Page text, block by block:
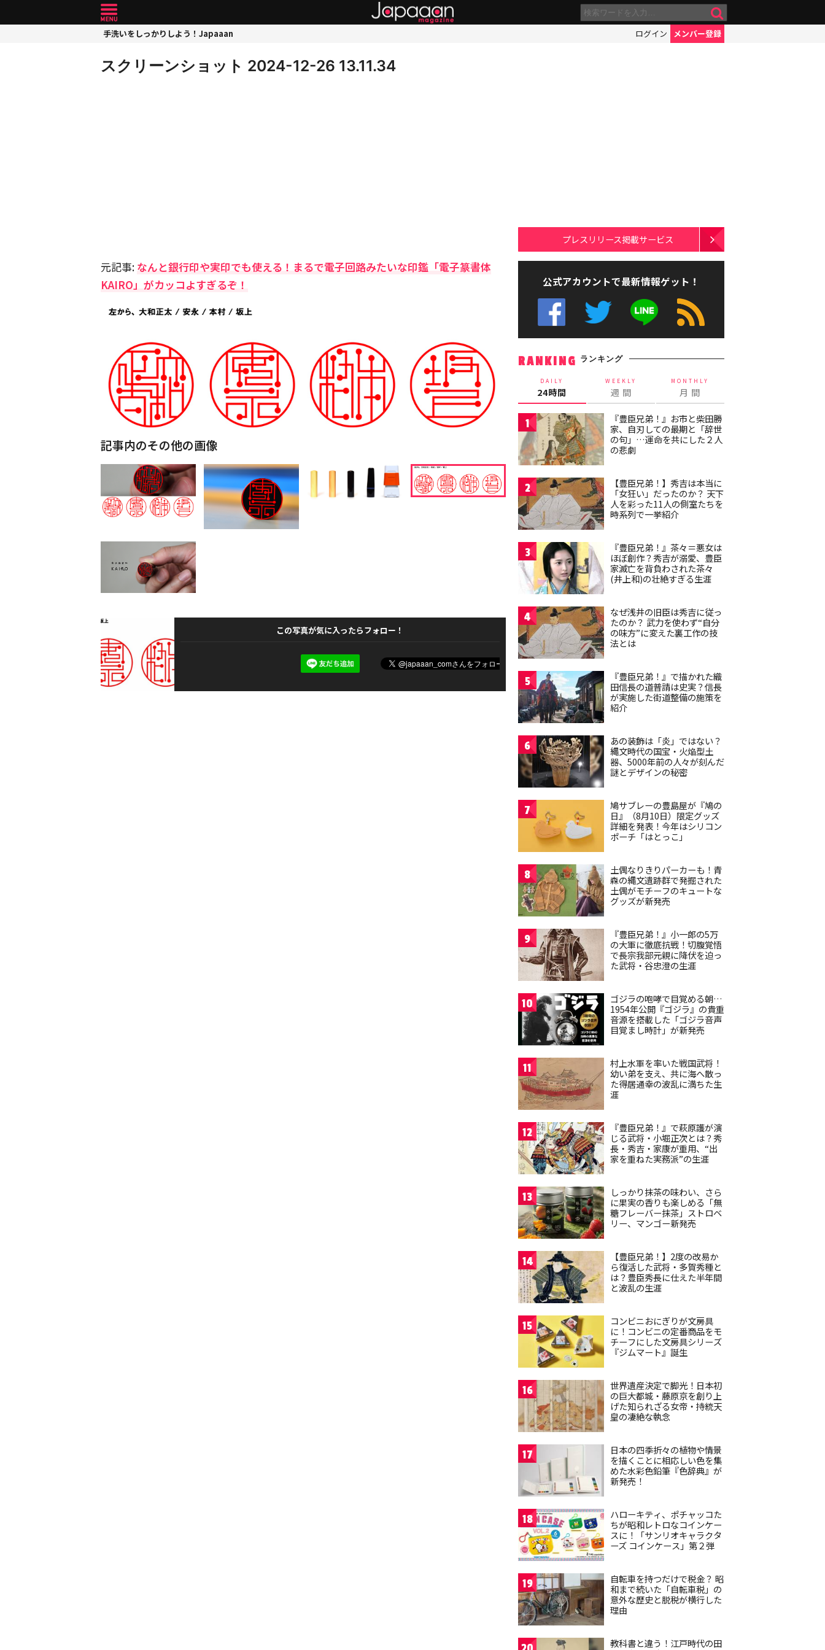
手洗いをしっかりしよう！Japaaan ログイン メンバー登録
スクリーンショット 2024-12-26 13.11.34
元記事: なんと銀行印や実印でも使える！まるで電子回路みたいな印鑑「電子篆書体
KAIRO」がカッコよすぎるぞ！
記事内のその他の画像
この写真が気に入ったらフォロー！
プレスリリース掲載サービス
公式アカウントで最新情報ゲット！
RANKING ランキング
DAILY
24時間
WEEKLY
週 間
MONTHLY
月 間
1
『豊臣兄弟！』お市と柴田勝
家、自刃しての最期と「辞世
の句」…運命を共にした２人
の悲劇
2
【豊臣兄弟！】秀吉は本当に
「女狂い」だったのか？ 天下
人を彩った11人の側室たちを
時系列で一挙紹介
3
『豊臣兄弟！』茶々＝悪女は
ほぼ創作？秀吉が溺愛、豊臣
家滅亡を背負わされた茶々
(井上和)の壮絶すぎる生涯
4
なぜ浅井の旧臣は秀吉に従っ
たのか？ 武力を使わず“自分
の味方”に変えた裏工作の技
法とは
5
『豊臣兄弟！』で描かれた織
田信長の道普請は史実？信長
が実施した街道整備の施策を
紹介
6
あの装飾は「炎」ではない？
縄文時代の国宝・火焔型土
器、5000年前の人々が刻んだ
謎とデザインの秘密
7
鳩サブレーの豊島屋が『鳩の
日』（8月10日）限定グッズ
詳細を発表！今年はシリコン
ポーチ「はとっこ」
8
土偶なりきりパーカーも！青
森の縄文遺跡群で発掘された
土偶がモチーフのキュートな
グッズが新発売
9
『豊臣兄弟！』小一郎の5万
の大軍に徹底抗戦！切腹覚悟
で長宗我部元親に降伏を迫っ
た武将・谷忠澄の生涯
10
ゴジラの咆哮で目覚める朝…
1954年公開『ゴジラ』の貴重
音源を搭載した「ゴジラ音声
目覚まし時計」が新発売
11
村上水軍を率いた戦国武将！
幼い弟を支え、共に海へ散っ
た得居通幸の波乱に満ちた生
涯
12
『豊臣兄弟！』で萩原護が演
じる武将・小堀正次とは？秀
長・秀吉・家康が重用、“出
家を重ねた実務派”の生涯
13
しっかり抹茶の味わい、さら
に果実の香りも楽しめる「無
糖フレーバー抹茶」ストロベ
リー、マンゴー新発売
14
【豊臣兄弟！】2度の改易か
ら復活した武将・多賀秀種と
は？豊臣秀長に仕えた半年間
と波乱の生涯
15
コンビニおにぎりが文房具
に！コンビニの定番商品をモ
チーフにした文房具シリーズ
『ジムマート』誕生
16
世界遺産決定で脚光！日本初
の巨大都城・藤原京を創り上
げた知られざる女帝・持統天
皇の凄絶な執念
17
日本の四季折々の植物や情景
を描くことに相応しい色を集
めた水彩色鉛筆『色辞典』が
新発売！
18
ハローキティ、ポチャッコた
ちが昭和レトロなコインケー
スに！「サンリオキャラクタ
ーズ コインケース」第２弾
19
自転車を持つだけで税金？ 昭
和まで続いた「自転車税」の
意外な歴史と脱税が横行した
理由
教科書と違う！江戸時代の田